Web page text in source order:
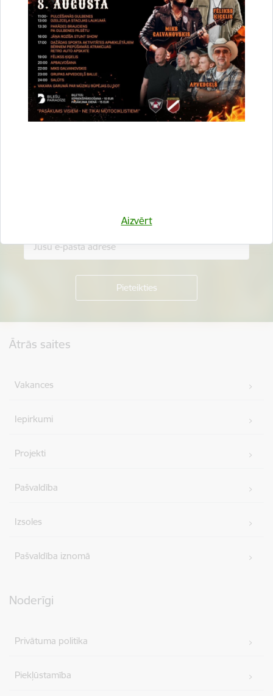
Aizvērt
Vai šī informācija bija noderīga?
Sniegt atsauksmi
Piesakies jaunumu saņemšanai savā e-pastā.
Ātrās saites
Vakances
Iepirkumi
Projekti
Pašvaldība
Izsoles
Pašvaldība iznomā
Noderīgi
Privātuma politika
Piekļūstamība